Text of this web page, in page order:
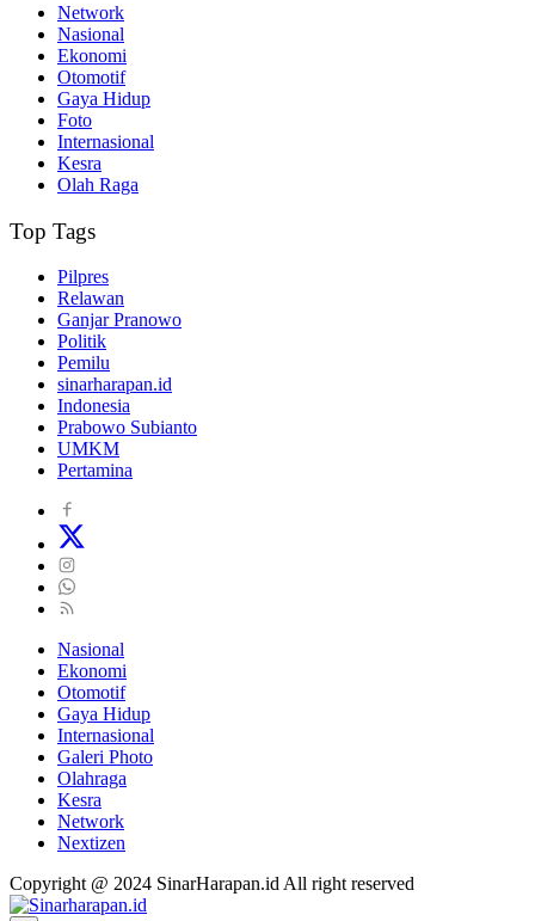
Network
Nasional
Ekonomi
Otomotif
Gaya Hidup
Foto
Internasional
Kesra
Olah Raga
Top Tags
Pilpres
Relawan
Ganjar Pranowo
Politik
Pemilu
sinarharapan.id
Indonesia
Prabowo Subianto
UMKM
Pertamina
Nasional
Ekonomi
Otomotif
Gaya Hidup
Internasional
Galeri Photo
Olahraga
Kesra
Network
Nextizen
Copyright @ 2024 SinarHarapan.id All right reserved